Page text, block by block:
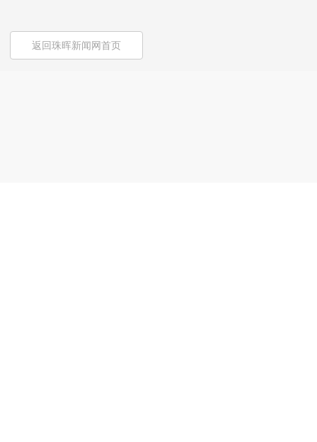
返回珠晖新闻网首页